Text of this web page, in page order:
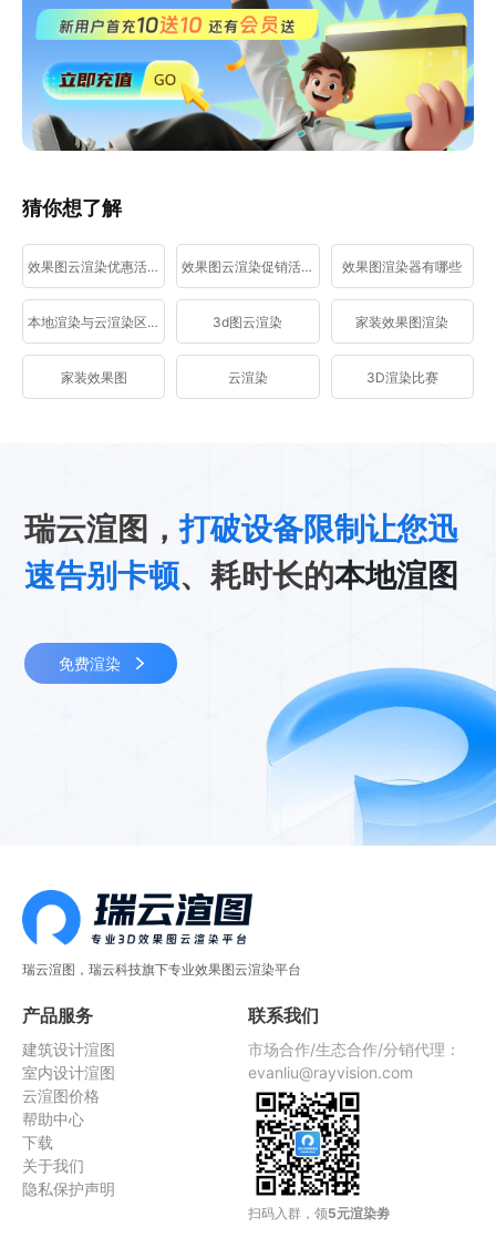
猜你想了解
效果图云渲染优惠活动 效果图云渲染促销活动 效果图渲染器有哪些
本地渲染与云渲染区别 3d图云渲染 家装效果图渲染
家装效果图 云渲染 3D渲染比赛
瑞云渲图，打破设备限制让您迅
速告别卡顿、耗时长的本地渲图
免费渲染
瑞云渲图，瑞云科技旗下专业效果图云渲染平台
产品服务
建筑设计渲图
室内设计渲图
云渲图价格
帮助中心
下载
关于我们
隐私保护声明
联系我们
市场合作/生态合作/分销代理：
evanliu@rayvision.com
扫码入群，领5元渲染劵